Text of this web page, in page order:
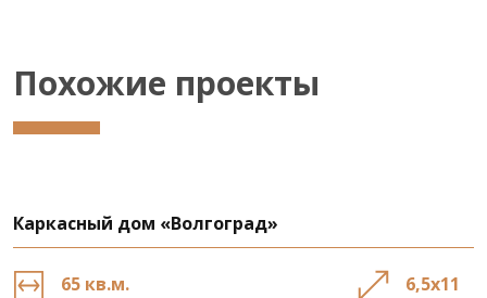
Похожие проекты
Каркасный дом «Волгоград»
65 кв.м. 6,5х11